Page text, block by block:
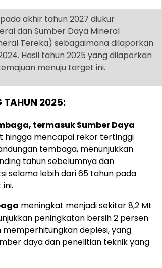
akhir tahun 2027 diukur
dan Sumber Daya Mineral
Tereka) sebagaimana dilaporkan
Hasil tahun 2025 yang dilaporkan
menuju target ini.
TAHUN 2025:
termasukSumber Daya
hingga mencapai rekor tertinggi
tembaga, menunjukkan
tahun sebelumnya dan
selama lebih dari 65 tahun pada
meningkat menjadi sekitar 8,2 Mt
peningkatan bersih 2 persen
deplesi, yang
daya dan penelitian teknik yang